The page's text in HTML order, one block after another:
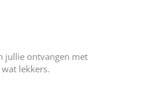
jullie ontvangen met
lekkers.